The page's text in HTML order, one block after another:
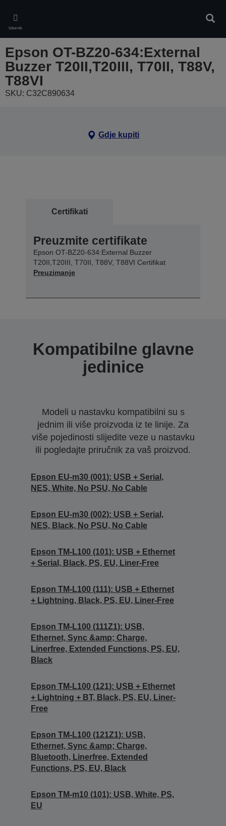
main
content
Izbornik
Epson OT-BZ20-634:External
Buzzer T20II,T20III, T70II, T88V,
T88VI
SKU: C32C890634
Gdje kupiti
Certifikati
Preuzmite certifikate
Epson OT-BZ20-634:External Buzzer
T20II,T20III, T70II, T88V, T88VI Certifikat
Preuzimanje
Kompatibilne glavne
jedinice
Modeli u nastavku kompatibilni su s
jednim ili više proizvoda iz te linije. Za
više pojedinosti slijedite veze u nastavku
ili pogledajte priručnik za vaš proizvod.
Epson EU-m30 (001): USB + Serial,
NES, White, No PSU, No Cable
Epson EU-m30 (002): USB + Serial,
NES, Black, No PSU, No Cable
Epson TM-L100 (101): USB + Ethernet
+ Serial, Black, PS, EU, Liner-Free
Epson TM-L100 (111): USB + Ethernet
+ Lightning, Black, PS, EU, Liner-Free
Epson TM-L100 (111Z1): USB,
Ethernet, Sync &amp; Charge,
Linerfree, Extended Functions, PS, EU,
Black
Epson TM-L100 (121): USB + Ethernet
+ Lightning + BT, Black, PS, EU, Liner-
Free
Epson TM-L100 (121Z1): USB,
Ethernet, Sync &amp; Charge,
Bluetooth, Linerfree, Extended
Functions, PS, EU, Black
Epson TM-m10 (101): USB, White, PS,
EU